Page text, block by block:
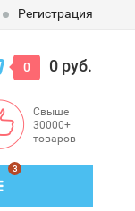
Регистрация
0 0 руб.
Свыше
30000+
товаров
3